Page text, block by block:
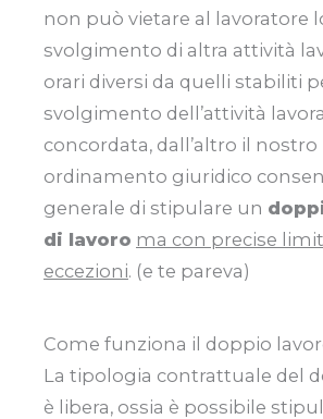
non può vietare al lavoratore
svolgimento di altra attività
orari diversi da quelli stabiliti
svolgimento dell’attività
concordata, dall’altro il nostro
ordinamento giuridico
generale di stipulare un
di lavoro ma con precise
eccezioni. (e te pareva)
Come funziona il doppio
La tipologia contrattuale del
è libera, ossia è possibile